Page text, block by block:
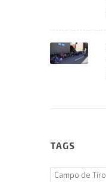
TAGS
Campo de Tiro